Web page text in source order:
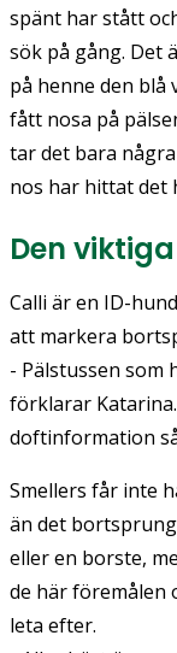
spänt har stått
sök på gång. Det
på henne den blå
fått nosa på
tar det bara
nos har hittat det
Den
Calli är en ID-
att markera
- Pälstussen som
förklarar
doftinformation
Smellers får inte
än det
eller en borste,
de här föremålen
leta efter.